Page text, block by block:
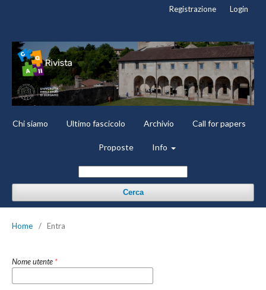
Chi siamo Ultimo fascicolo Archivio Call for papers
Proposte Info
Cerca
Registrazione Login
Home / Entra
Nome utente *